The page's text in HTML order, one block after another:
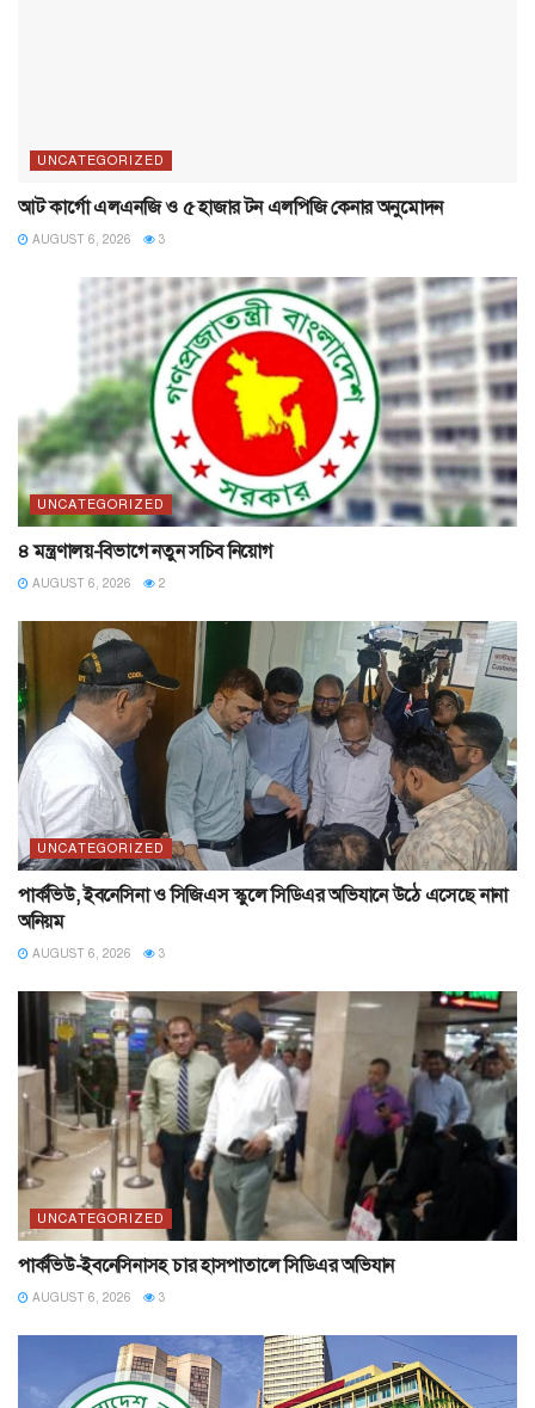
UNCATEGORIZED
আট কার্গো এলএনজি ও ৫ হাজার টন এলপিজি কেনার অনুমোদন
AUGUST 6, 2026 3
UNCATEGORIZED
৪ মন্ত্রণালয়-বিভাগে নতুন সচিব নিয়োগ
AUGUST 6, 2026 2
UNCATEGORIZED
পার্কভিউ, ইবনেসিনা ও সিজিএস স্কুলে সিডিএর অভিযানে উঠে এসেছে নানা
অনিয়ম
AUGUST 6, 2026 3
UNCATEGORIZED
পার্কভিউ-ইবনেসিনাসহ চার হাসপাতালে সিডিএর অভিযান
AUGUST 6, 2026 3